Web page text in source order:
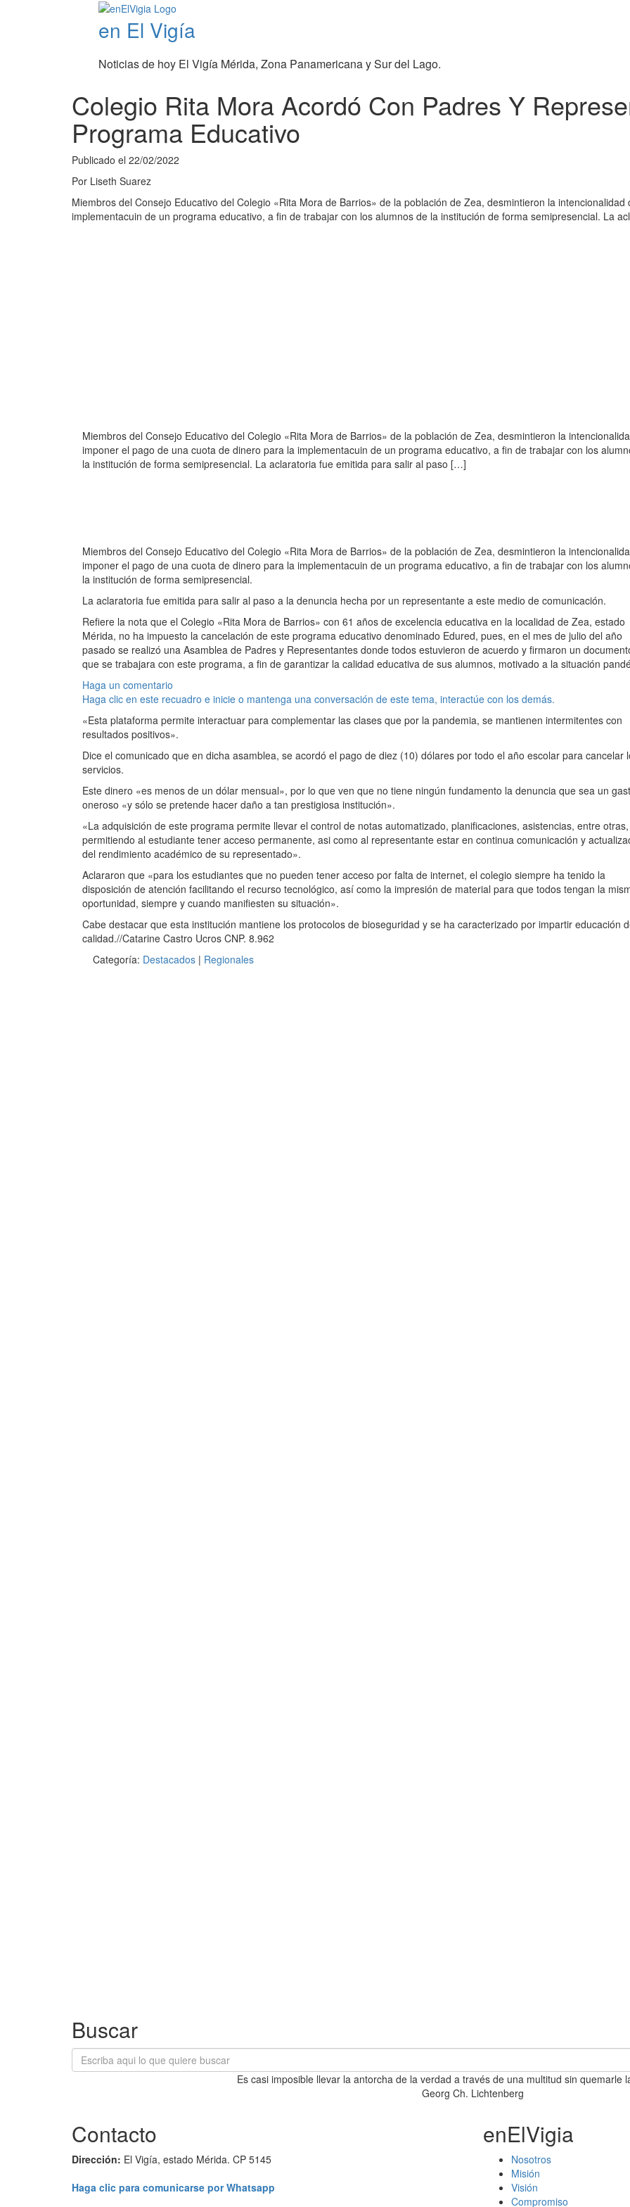
en El Vigía
Noticias de hoy El Vigía Mérida, Zona Panamericana y Sur del Lago.
Colegio Rita Mora Acordó Con Padres Y
Programa Educativo
Publicado el 22/02/2022
Por Liseth Suarez
Miembros del Consejo Educativo del Colegio «Rita Mora de Barrios» de la población de Zea, desmintieron la
implementacuin de un programa educativo, a fin de trabajar con los alumnos de la institución de forma semipresencial. La
Miembros del Consejo Educativo del Colegio «Rita Mora de Barrios» de la población de Zea, desmintieron la
imponer el pago de una cuota de dinero para la implementacuin de un programa educativo, a fin de trabajar con los
la institución de forma semipresencial. La aclaratoria fue emitida para salir al paso […]
Miembros del Consejo Educativo del Colegio «Rita Mora de Barrios» de la población de Zea, desmintieron la
imponer el pago de una cuota de dinero para la implementacuin de un programa educativo, a fin de trabajar con los
la institución de forma semipresencial.
La aclaratoria fue emitida para salir al paso a la denuncia hecha por un representante a este medio de comunicación.
Refiere la nota que el Colegio «Rita Mora de Barrios» con 61 años de excelencia educativa en la localidad de Zea, estado
Mérida, no ha impuesto la cancelación de este programa educativo denominado Edured, pues, en el mes de julio del año
pasado se realizó una Asamblea de Padres y Representantes donde todos estuvieron de acuerdo y firmaron un
que se trabajara con este programa, a fin de garantizar la calidad educativa de sus alumnos, motivado a la situación
Haga un comentario
Haga clic en este recuadro e inicie o mantenga una conversación de este tema, interactúe con los demás.
«Esta plataforma permite interactuar para complementar las clases que por la pandemia, se mantienen intermitentes con
resultados positivos».
Dice el comunicado que en dicha asamblea, se acordó el pago de diez (10) dólares por todo el año escolar para cancelar
servicios.
Este dinero «es menos de un dólar mensual», por lo que ven que no tiene ningún fundamento la denuncia que sea un
oneroso «y sólo se pretende hacer daño a tan prestigiosa institución».
«La adquisición de este programa permite llevar el control de notas automatizado, planificaciones, asistencias, entre otras,
permitiendo al estudiante tener acceso permanente, asi como al representante estar en continua comunicación y
del rendimiento académico de su representado».
Aclararon que «para los estudiantes que no pueden tener acceso por falta de internet, el colegio siempre ha tenido la
disposición de atención facilitando el recurso tecnológico, así como la impresión de material para que todos tengan la
oportunidad, siempre y cuando manifiesten su situación».
Cabe destacar que esta institución mantiene los protocolos de bioseguridad y se ha caracterizado por impartir educación
calidad.//Catarine Castro Ucros CNP. 8.962
Categoría: Destacados | Regionales
Buscar
Es casi imposible llevar la antorcha de la verdad a través de una multitud sin quemarle
Georg Ch. Lichtenberg
Contacto
Dirección: El Vigía, estado Mérida. CP 5145
Haga clic para comunicarse por Whatsapp
enElVigia
Nosotros
Misión
Visión
Compromiso